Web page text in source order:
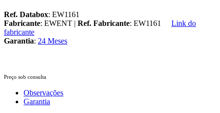
Ref. Databox: EW1161
Fabricante: EWENT | Ref. Fabricante: EW1161
Link do
fabricante
Garantia: 24 Meses
Preço sob consulta
Observações
Garantia